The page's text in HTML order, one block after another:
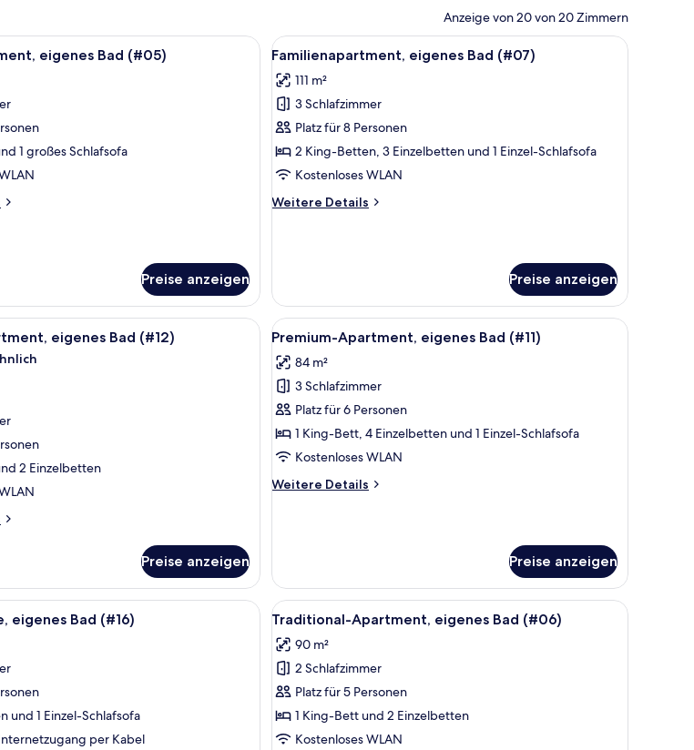
Anzeige von 20 von 20 Zimmern
Ein Essbereich mit einem Holztisch, der für Tee gedeckt ist, zwei gestreiften Sessel, einem kleinen Holztisch und
eigenes Bad (#05)
1 großes Schlafsofa
Preise anzeigen
Alle
Fotos
für
Familienapartment,
eigenes
Bad
(#07)
Ein kompakter Wohnraum mit einem
26
Familienapartment, eigenes Bad (#07)
111 m²
3 Schlafzimmer
Platz für 8 Personen
2 King-Betten, 3 Einzelbetten und 1 Einzel-Schlafsofa
Kostenloses WLAN
Weitere Details
Weitere
(#07)
Preise anzeigen
Ein geräumiges Wohnzimmer mit großem Fenster, einer Couch, einem Esstisch mit Stühlen und einem an der
eigenes Bad (#12)
2 Einzelbetten
Preise anzeigen
Alle
Fotos
für
Premium-
Apartment,
eigenes
Bad
anzeigen
Ein modernes Wohnzimmer mit einem
22
Premium-Apartment, eigenes Bad (#11)
84 m²
3 Schlafzimmer
Platz für 6 Personen
1 King-Bett, 4 Einzelbetten und 1 Einzel-Schlafsofa
Kostenloses WLAN
Weitere Details
Weitere
Bad
(#11)
Preise anzeigen
einem grauen Sofa, einem Korbstuhl und einer Holzkommode.
Ein Wohnzimmer mit grauem Sofa, einem weißen Sessel, einem Glastisch und einem an der Wand befestigten
eigenes Bad (#16)
und 1 Einzel-Schlafsofa
per Kabel
Alle
Fotos
für
Traditional-
Apartment,
eigenes
Bad
Ein großzügiger Wohnbereich mit Esstisch,
14
Traditional-Apartment, eigenes Bad (#06)
90 m²
2 Schlafzimmer
Platz für 5 Personen
1 King-Bett und 2 Einzelbetten
Kostenloses WLAN